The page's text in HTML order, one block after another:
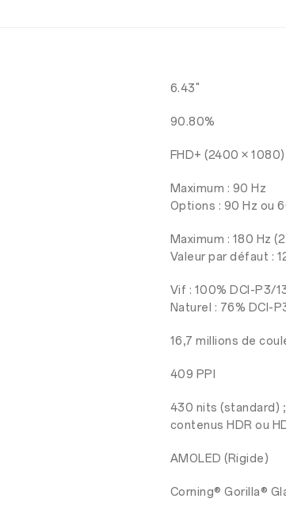
6.43"
90.80%
FHD+ (2400 × 1080)
Maximum : 90 Hz
Options : 90 Hz ou
Maximum : 180 Hz
Valeur par défaut :
Vif : 100% DCI-P3/
Naturel : 76% DCI-
16,7 millions de
409 PPI
430 nits (standard)
contenus HDR ou
AMOLED (Rigide)
Corning® Gorilla®